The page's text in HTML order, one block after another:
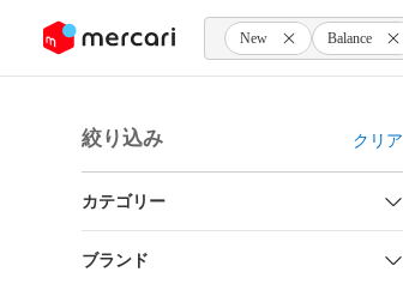
ツにスキップ New Balance
絞り込み クリア
カテゴリー
ブランド